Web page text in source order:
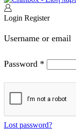
Login Register
Username or email
Password *
Lost password?